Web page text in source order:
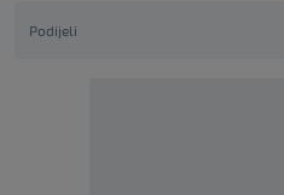
Podijeli